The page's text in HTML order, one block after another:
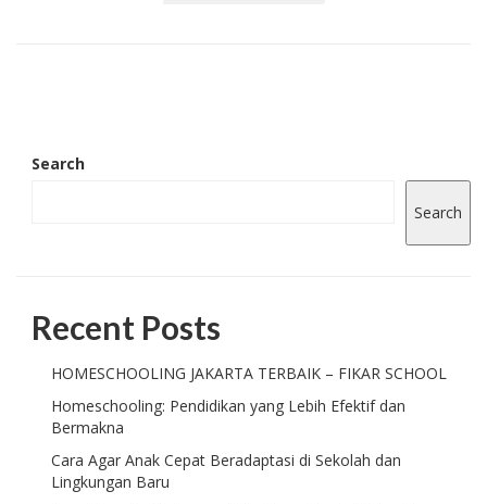
Search
Search
Recent Posts
HOMESCHOOLING JAKARTA TERBAIK – FIKAR SCHOOL
Homeschooling: Pendidikan yang Lebih Efektif dan
Bermakna
Cara Agar Anak Cepat Beradaptasi di Sekolah dan
Lingkungan Baru